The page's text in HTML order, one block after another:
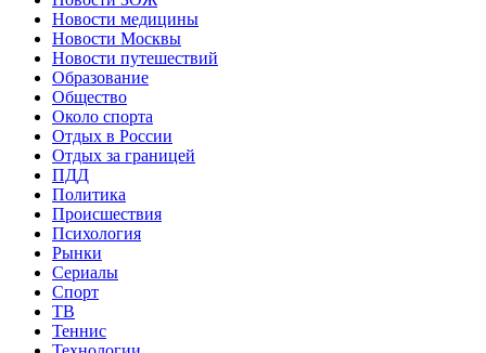
Новости медицины
Новости Москвы
Новости путешествий
Образование
Общество
Около спорта
Отдых в России
Отдых за границей
ПДД
Политика
Происшествия
Психология
Рынки
Сериалы
Спорт
ТВ
Теннис